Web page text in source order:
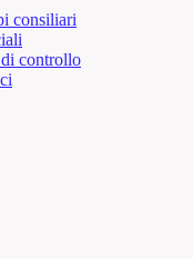
consiliari
controllo